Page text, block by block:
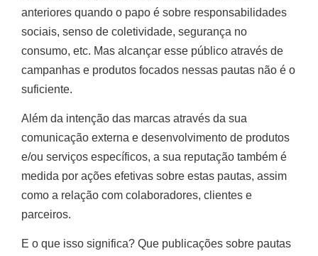
anteriores quando o papo é sobre responsabilidades
sociais, senso de coletividade, segurança no
consumo, etc. Mas alcançar esse público através de
campanhas e produtos focados nessas pautas não é o
suficiente.
Além da intenção das marcas através da sua
comunicação externa e desenvolvimento de produtos
e/ou serviços específicos, a sua reputação também é
medida por ações efetivas sobre estas pautas, assim
como a relação com colaboradores, clientes e
parceiros.
E o que isso significa? Que publicações sobre pautas